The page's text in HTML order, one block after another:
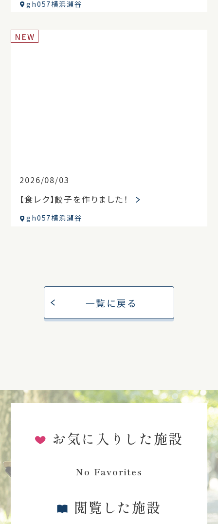
gh057横浜瀬谷
2026/08/03
NEW
【食レク】餃子を作りました！
gh057横浜瀬谷
一覧に戻る
お気に入りした施設
No Favorites
閲覧した施設